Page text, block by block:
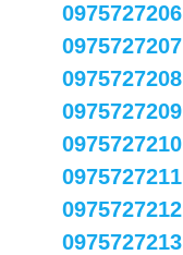
0975727206
0975727207
0975727208
0975727209
0975727210
0975727211
0975727212
0975727213